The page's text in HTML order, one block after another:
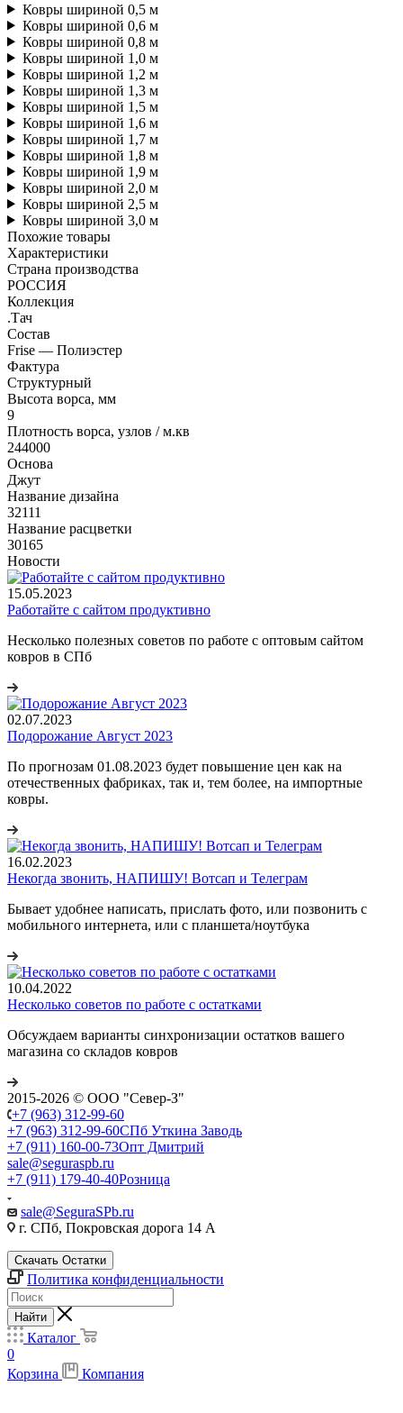
Ковры шириной 0,5 м
Ковры шириной 0,6 м
Ковры шириной 0,8 м
Ковры шириной 1,0 м
Ковры шириной 1,2 м
Ковры шириной 1,3 м
Ковры шириной 1,5 м
Ковры шириной 1,6 м
Ковры шириной 1,7 м
Ковры шириной 1,8 м
Ковры шириной 1,9 м
Ковры шириной 2,0 м
Ковры шириной 2,5 м
Ковры шириной 3,0 м
Похожие товары
Характеристики
Страна производства
РОССИЯ
Коллекция
.Тач
Состав
Frise — Полиэстер
Фактура
Структурный
Высота ворса, мм
9
Плотность ворса, узлов / м.кв
244000
Основа
Джут
Название дизайна
32111
Название расцветки
30165
Новости
15.05.2023
Работайте с сайтом продуктивно
Несколько полезных советов по работе с оптовым сайтом
ковров в СПб
02.07.2023
Подорожание Август 2023
По прогнозам 01.08.2023 будет повышение цен как на
отечественных фабриках, так и, тем более, на импортные
ковры.
16.02.2023
Некогда звонить, НАПИШУ! Вотсап и Телеграм
Бывает удобнее написать, прислать фото, или позвонить с
мобильного интернета, или с планшета/ноутбука
10.04.2022
Несколько советов по работе с остатками
Обсуждаем варианты синхронизации остатков вашего
магазина со складов ковров
2015-2026 © ООО "Север-З"
+7 (963) 312-99-60
+7 (963) 312-99-60СПб Уткина Заводь
+7 (911) 160-00-73Опт Дмитрий
sale@seguraspb.ru
+7 (911) 179-40-40Розница
sale@SeguraSPb.ru
г. СПб, Покровская дорога 14 А
Скачать Остатки
Политика конфиденциальности
Найти
Каталог
0
Корзина
Компания